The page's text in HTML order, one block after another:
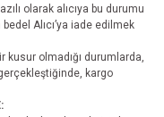
olarak alıcıya bu durumu
Alıcı’ya iade edilmek
kusur olmadığı durumlarda,
kargo